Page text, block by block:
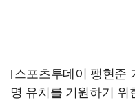
[스포츠투데이 팽현준
명 유치를 기원하기 위